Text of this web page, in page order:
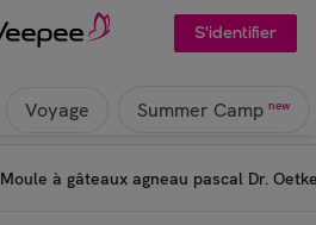
S'identifier
Voyage Summer Camp new
Moule à gâteaux agneau pascal Dr.